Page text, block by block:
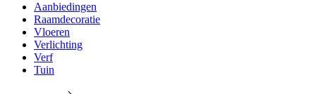
Aanbiedingen
Raamdecoratie
Vloeren
Verlichting
Verf
Tuin